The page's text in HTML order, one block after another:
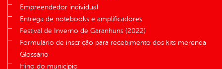
Empreendedor individual
Entrega de notebooks e amplificadores
Festival de Inverno de Garanhuns (2022)
Formulário de inscrição para recebimento dos kits merenda
Glossário
Hino do município